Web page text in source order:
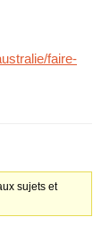
faire-
sujets et